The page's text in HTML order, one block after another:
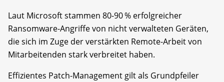
Laut Microsoft stammen 80-90 % erfolgreicher
Ransomware-Angriffe von nicht verwalteten Geräten,
die sich im Zuge der verstärkten Remote-Arbeit von
Mitarbeitenden stark verbreitet haben.
Effizientes Patch-Management gilt als Grundpfeiler